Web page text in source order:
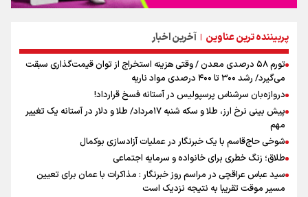
پربیننده ترین عناوین | آخرین اخبار
تورم ۵۸ درصدی معدن / وقتی هزینه استخراج از توان قیمت‌گذاری سبقت
می‌گیرد/ رشد ۳۰۰ تا ۴۰۰ درصدی مواد ناریه
دروازه‌بان سرشناس پرسپولیس در آستانه فسخ قرارداد!
پیش بینی نرخ ارز، طلا و سکه شنبه ۱۷مرداد/ طلا و دلار در آستانه یک تغییر
مهم
شوخی حاج‌قاسم با یک خبرنگار در عملیات آزادسازی بوکمال
طلاق؛ زنگ خطری برای خانواده و سرمایه اجتماعی
سید عباس عراقچی در مراسم روز خبرنگار : مذاکرات با عمان برای تعیین
مسیر موقت تقریبا به نتیجه نزدیک است